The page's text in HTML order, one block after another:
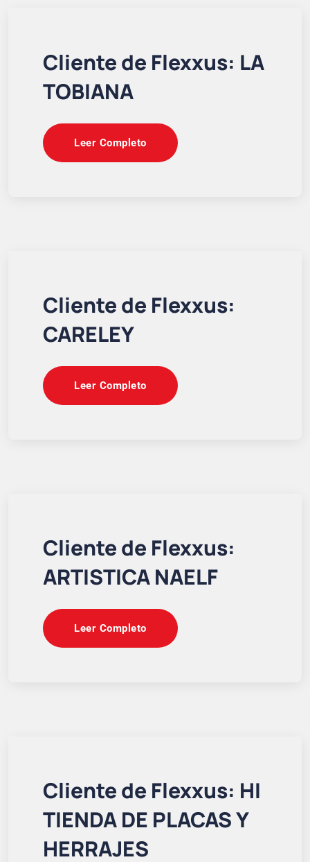
Cliente de Flexxus: LA
TOBIANA
Leer Completo
Cliente de Flexxus:
CARELEY
Leer Completo
Cliente de Flexxus:
ARTISTICA NAELF
Leer Completo
Cliente de Flexxus: HI
TIENDA DE PLACAS Y
HERRAJES